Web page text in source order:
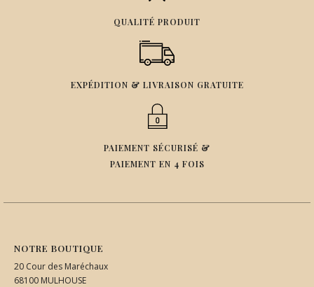
QUALITÉ PRODUIT
EXPÉDITION & LIVRAISON GRATUITE
PAIEMENT SÉCURISÉ &
PAIEMENT EN 4 FOIS
NOTRE BOUTIQUE
20 Cour des Maréchaux
68100 MULHOUSE